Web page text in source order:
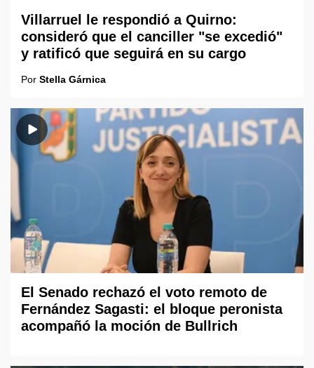
Villarruel le respondió a Quirno:
consideró que el canciller "se excedió"
y ratificó que seguirá en su cargo
Por Stella Gárnica
El Senado rechazó el voto remoto de
Fernández Sagasti: el bloque peronista
acompañó la moción de Bullrich